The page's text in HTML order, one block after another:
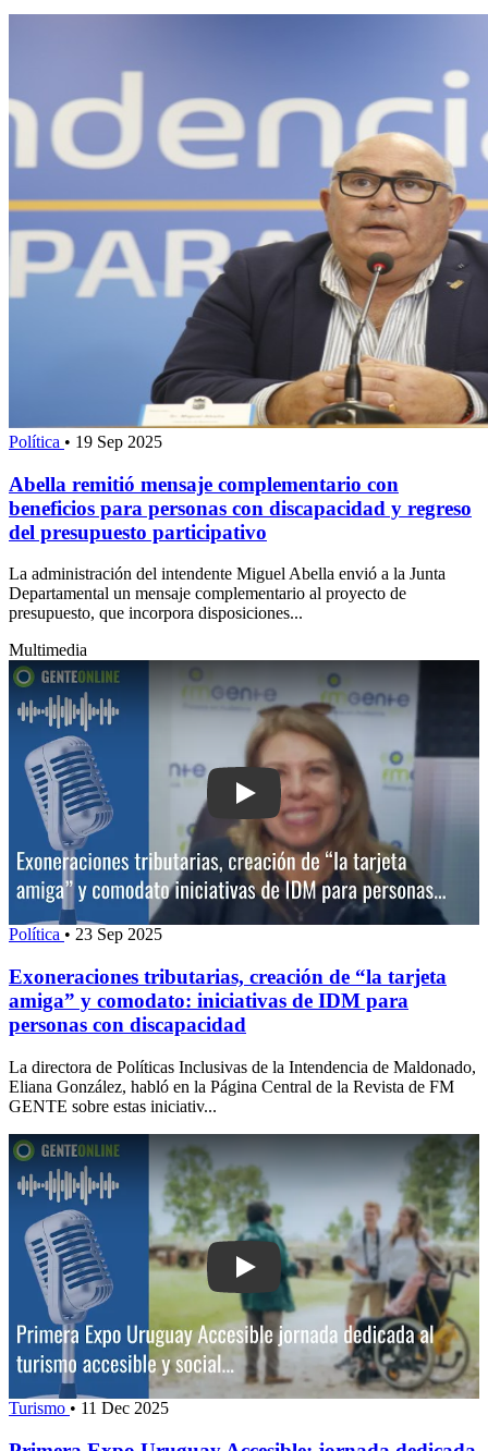
Política • 19 Sep 2025
Abella remitió mensaje complementario con
beneficios para personas con discapacidad y regreso
del presupuesto participativo
La administración del intendente Miguel Abella envió a la Junta
Departamental un mensaje complementario al proyecto de
presupuesto, que incorpora disposiciones...
Multimedia
Play: Exoneraciones tributarias,
Política • 23 Sep 2025
Exoneraciones tributarias, creación de “la tarjeta
amiga” y comodato: iniciativas de IDM para
personas con discapacidad
La directora de Políticas Inclusivas de la Intendencia de Maldonado,
Eliana González, habló en la Página Central de la Revista de FM
GENTE sobre estas iniciativ...
Play: Primera Expo Uruguay
Turismo • 11 Dec 2025